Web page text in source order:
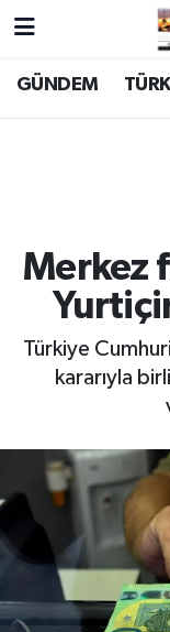
GÜNDEM
Merkez
Türkiye
kararıyla